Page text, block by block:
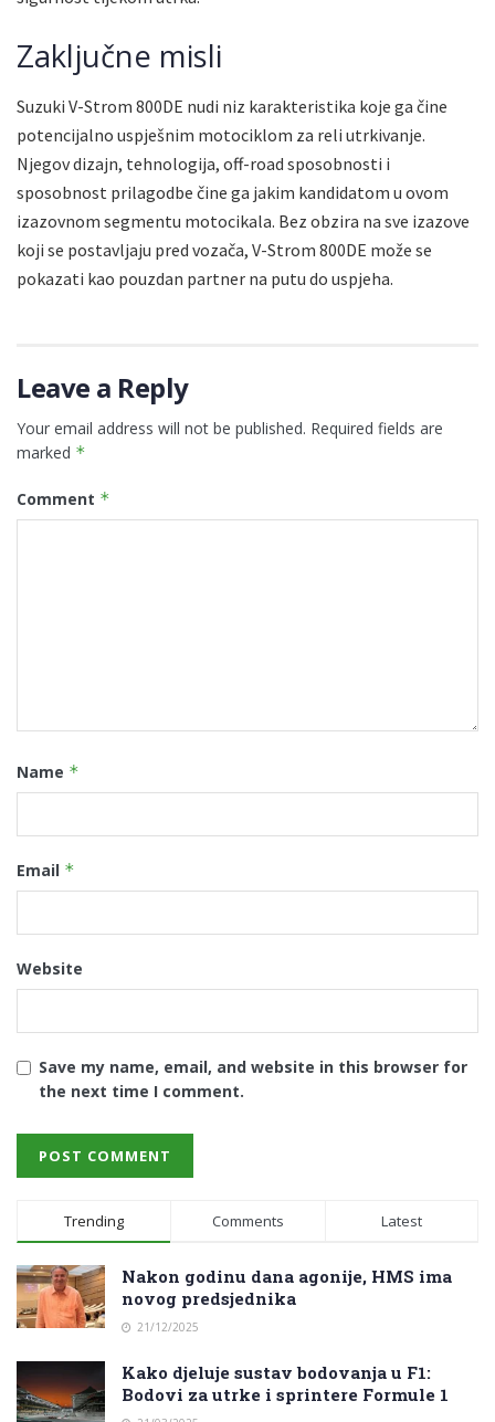
Zaključne misli
Suzuki V-Strom 800DE nudi niz karakteristika koje ga čine
potencijalno uspješnim motociklom za reli utrkivanje.
Njegov dizajn, tehnologija, off-road sposobnosti i
sposobnost prilagodbe čine ga jakim kandidatom u ovom
izazovnom segmentu motocikala. Bez obzira na sve izazove
koji se postavljaju pred vozača, V-Strom 800DE može se
pokazati kao pouzdan partner na putu do uspjeha.
Leave a Reply
Your email address will not be published. Required fields are
marked *
Comment *
Name *
Email *
Website
Save my name, email, and website in this browser for
the next time I comment.
Trending Comments Latest
Nakon godinu dana agonije, HMS ima
novog predsjednika
21/12/2025
Kako djeluje sustav bodovanja u F1:
Bodovi za utrke i sprintere Formule 1